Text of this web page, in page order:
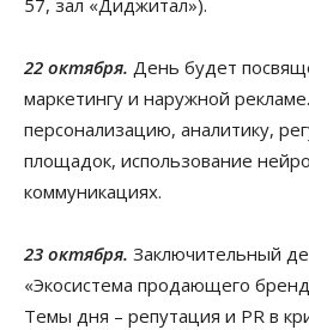
57, зал «Диджитал»).
22 октября. День будет
маркетингу и наружной
персонализацию, аналитику,
площадок, использование
коммуникациях.
23 октября. Заключительный
«Экосистема продающего
Темы дня – репутация и PR в